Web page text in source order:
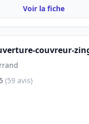
Voir la fiche
(59 avis)